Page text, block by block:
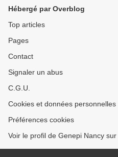
Hébergé par Overblog
Top articles
Pages
Contact
Signaler un abus
C.G.U.
Cookies et données personnelles
Préférences cookies
Voir le profil de Genepi Nancy